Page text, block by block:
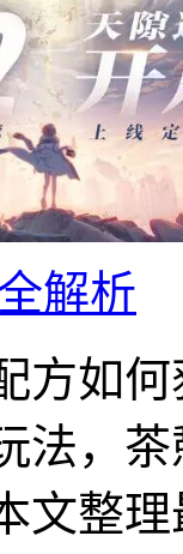
解析
方如
法，
文整